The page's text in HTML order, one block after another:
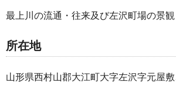
最上川の流通・往来及び左沢町場の景観
所在地
山形県西村山郡大江町大字左沢字元屋